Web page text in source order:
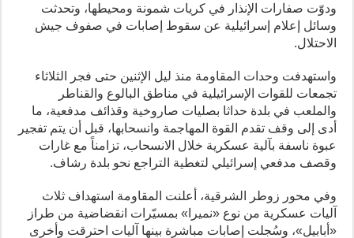
ودوّت صفارات الإنذار في كريات شمونة ومحيطها، وتحدثت
وسائل إعلام إسرائيلية عن سقوط إصابات في صفوف جيش
الاحتلال.
واستهدفت وحدات المقاومة منذ ليل الإثنين حتى فجر الثلاثاء
تجمعات للقوات الإسرائيلية في مناطق البالوع والقناطر
والملعب في بلدة حداثا بصليات صاروخية وقذائف مدفعية، ما
أدى إلى وقف تقدم القوة المهاجمة وانسحابها، قبل أن يتم تفجير
عبوة ناسفة بآلية عسكرية خلال الانسحاب، تزامناً مع غارات
وقصف مدفعي إسرائيلي لتغطية التراجع نحو بلدة رشاف.
وفي محور زوطر الشرقية، أعلنت المقاومة استهداف ثلاث
آليات عسكرية من نوع «نميرا» بمسيّرات انقضاضية من طراز
«أبابيل»، وسُجلت إصابات مباشرة بينها آليات احترقت وأخرى